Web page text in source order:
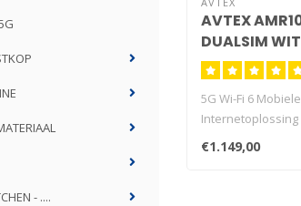
- ....
AVTEX
DUALSIM WIT
5G Wi-Fi 6 Mobiele
Dual Sim Router..
€1.149,00